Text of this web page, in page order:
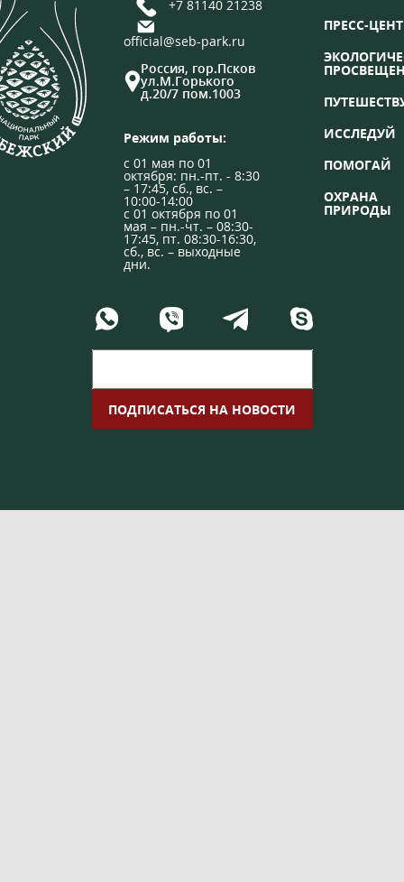
+7 81140 21238
official@seb-park.ru
Россия, гор.Псков
ул.М.Горького
д.20/7 пом.1003
Режим работы:
с 01 мая по 01
октября: пн.-пт. - 8:30
– 17:45, сб., вс. –
10:00-14:00
с 01 октября по 01
мая – пн.-чт. – 08:30-
17:45, пт. 08:30-16:30,
сб., вс. – выходные
дни.
ПРЕСС-
ИССЛЕДУЙ
ПОМОГАЙ
ОХРАНА
ПРИРОДЫ